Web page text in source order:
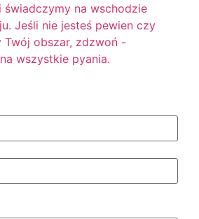
świadczymy na wschodzie
Jeśli nie jesteś pewien czy
Twój obszar, zdzwoń -
wszystkie pyania.